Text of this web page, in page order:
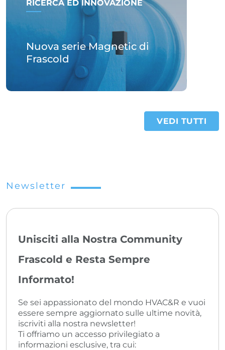
RICERCA ED INNOVAZIONE
Nuova serie Magnetic di
Frascold
VEDI TUTTI
Newsletter
Unisciti alla Nostra Community
Frascold e Resta Sempre
Informato!
Se sei appassionato del mondo HVAC&R e vuoi
essere sempre aggiornato sulle ultime novità,
iscriviti alla nostra newsletter!
Ti offriamo un accesso privilegiato a
informazioni esclusive, tra cui: